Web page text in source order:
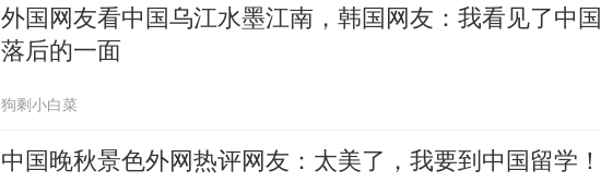
外国网友看中国乌江水墨江南，韩国网友：我看见了中国
落后的一面
狗剩小白菜
中国晚秋景色外网热评网友：太美了，我要到中国留学！